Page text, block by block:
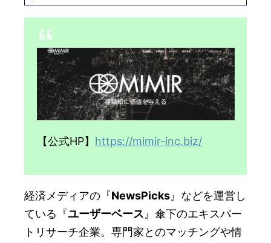
【公式HP】 https://mimir-inc.biz/
経済メディアの『NewsPicks』などを運営し
ている『ユーザーベース』傘下のエキスパー
トリサーチ企業。専門家とのマッチングや情